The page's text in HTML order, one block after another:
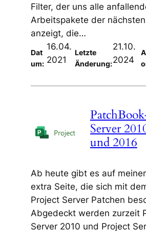
Filter, der uns alle
Arbeitspakete der
anzeigt, die…
Dat
um:
16.04.
2021
Letzte
Änderung:
21.10.
2024
Server
und 2016
Ab heute gibt es auf
extra Seite, die sich mit
Project Server Patchen
Abgedeckt werden zurzeit
Server 2010 und Project